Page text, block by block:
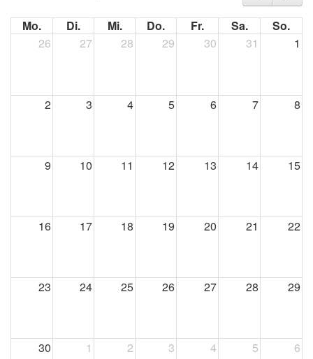
Mo. Di. Mi. Do. Fr. Sa.
So.
26
27 28 29 30 31 1
2 3 4 5 6 7 8
9 10 11 12 13 14 15
16 17 18 19 20 21 22
23 24 25 26 27 28 29
30 1 2 3 4 5 6